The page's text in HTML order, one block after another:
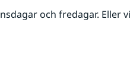
och fredagar. Eller